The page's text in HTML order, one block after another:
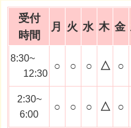
受付
時間
月 火 水 木 金
8:30~
12:30
○ ○ ○ △ ○
2:30~
6:00
○ ○ ○ △ ○